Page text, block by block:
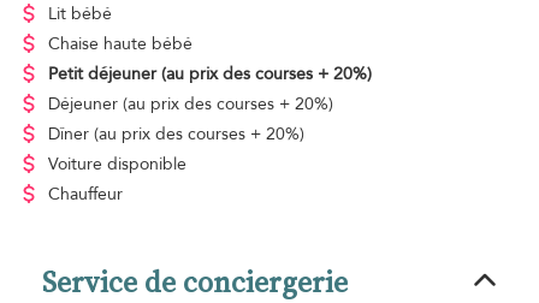
Lit bébé
Chaise haute bébé
Petit déjeuner (au prix des courses + 20%)
Déjeuner (au prix des courses + 20%)
Dîner (au prix des courses + 20%)
Voiture disponible
Chauffeur
Service de conciergerie